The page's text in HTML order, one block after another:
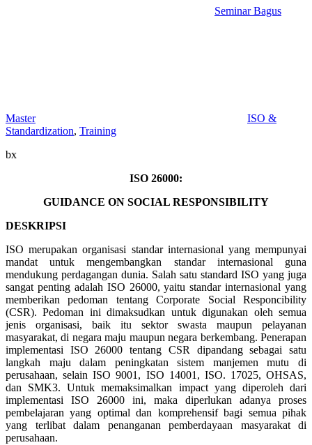
Seminar Bagus
Master
ISO &
Standardization, Training
bx
ISO 26000:
GUIDANCE ON SOCIAL RESPONSIBILITY
DESKRIPSI
ISO merupakan organisasi standar internasional yang mempunyai
mandat untuk mengembangkan standar internasional guna
mendukung perdagangan dunia. Salah satu standard ISO yang juga
sangat penting adalah ISO 26000, yaitu standar internasional yang
memberikan pedoman tentang Corporate Social Responcibility
(CSR). Pedoman ini dimaksudkan untuk digunakan oleh semua
jenis organisasi, baik itu sektor swasta maupun pelayanan
masyarakat, di negara maju maupun negara berkembang. Penerapan
implementasi ISO 26000 tentang CSR dipandang sebagai satu
langkah maju dalam peningkatan sistem manjemen mutu di
perusahaan, selain ISO 9001, ISO 14001, ISO. 17025, OHSAS,
dan SMK3. Untuk memaksimalkan impact yang diperoleh dari
implementasi ISO 26000 ini, maka diperlukan adanya proses
pembelajaran yang optimal dan komprehensif bagi semua pihak
yang terlibat dalam penanganan pemberdayaan masyarakat di
perusahaan.